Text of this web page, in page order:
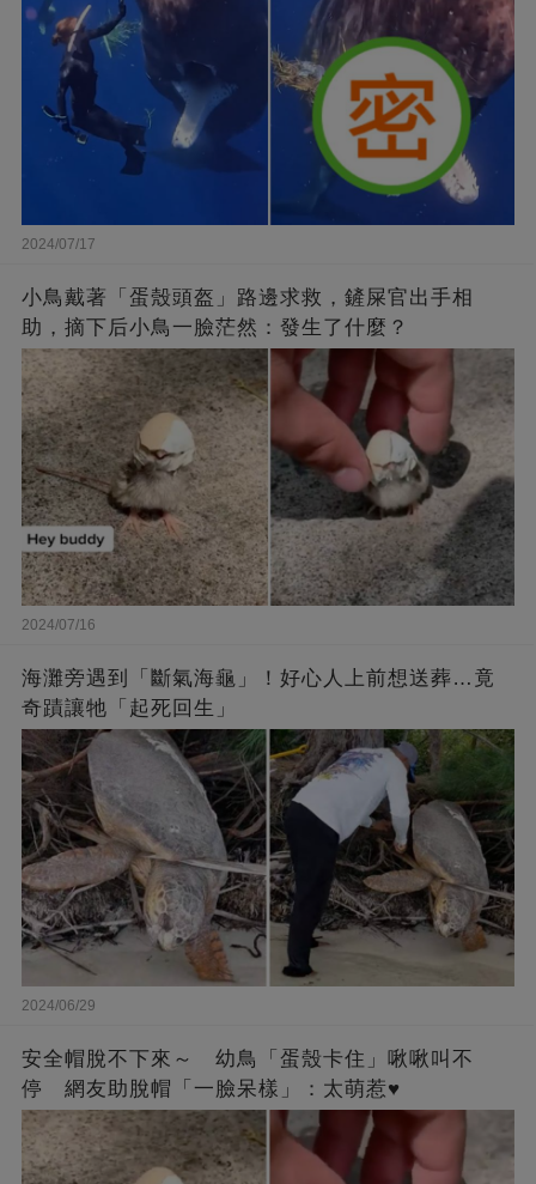
2024/07/17
小鳥戴著「蛋殼頭盔」路邊求救，鏟屎官出手相
助，摘下后小鳥一臉茫然：發生了什麼？
2024/07/16
海灘旁遇到「斷氣海龜」！好心人上前想送葬…竟
奇蹟讓牠「起死回生」
2024/06/29
安全帽脫不下來～ 幼鳥「蛋殼卡住」啾啾叫不
停 網友助脫帽「一臉呆樣」：太萌惹♥